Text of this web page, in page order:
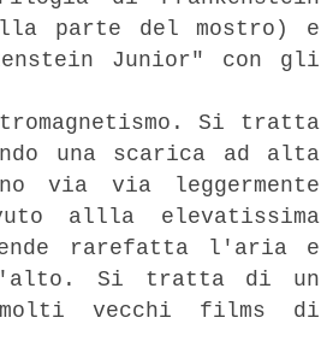
parte del mostro) e
Junior" con gli
Si tratta
una scarica ad alta
via via leggermente
allla elevatissima
rarefatta l'aria e
l'alto. Si tratta di un
molti vecchi films di